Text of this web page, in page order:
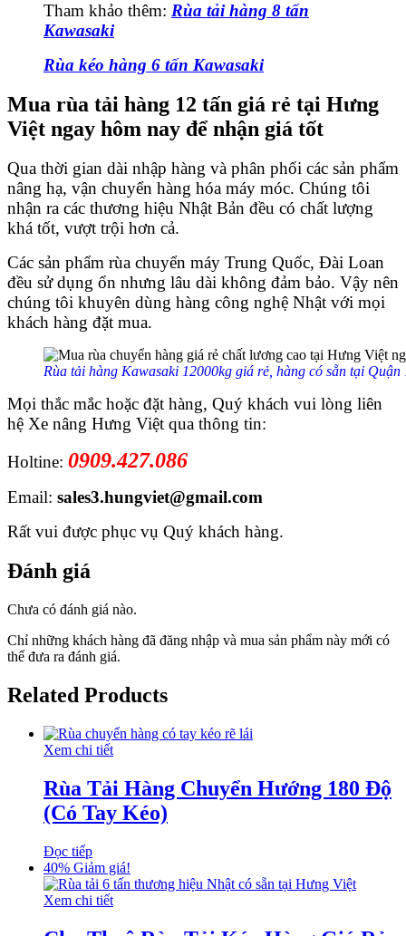
Tham khảo thêm: Rùa tải hàng 8 tấn
Kawasaki
Rùa kéo hàng 6 tấn Kawasaki
Mua rùa tải hàng 12 tấn giá rẻ tại Hưng
Việt ngay hôm nay để nhận giá tốt
Qua thời gian dài nhập hàng và phân phối các sản phẩm
nâng hạ, vận chuyển hàng hóa máy móc. Chúng tôi
nhận ra các thương hiệu Nhật Bản đều có chất lượng
khá tốt, vượt trội hơn cả.
Các sản phẩm rùa chuyển máy Trung Quốc, Đài Loan
đều sử dụng ổn nhưng lâu dài không đảm bảo. Vậy nên
chúng tôi khuyên dùng hàng công nghệ Nhật với mọi
khách hàng đặt mua.
Rùa tải hàng Kawasaki 12000kg giá rẻ, hàng có sẵn tại
Mọi thắc mắc hoặc đặt hàng, Quý khách vui lòng liên
hệ Xe nâng Hưng Việt qua thông tin:
Holtine: 0909.427.086
Email: sales3.hungviet@gmail.com
Rất vui được phục vụ Quý khách hàng.
Đánh giá
Chưa có đánh giá nào.
Chỉ những khách hàng đã đăng nhập và mua sản phẩm này mới có
thể đưa ra đánh giá.
Related Products
Xem chi tiết
Rùa Tải Hàng Chuyển Hướng 180 Độ
(Có Tay Kéo)
Đọc tiếp
40% Giảm giá!
Xem chi tiết